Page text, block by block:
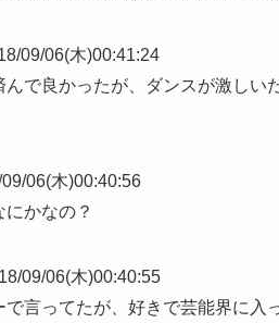
09/06(木)00:41:24
んで良かったが、ダンスが激しい
06(木)00:40:56
かなの？
09/06(木)00:40:55
で言ってたが、好きで芸能界に入